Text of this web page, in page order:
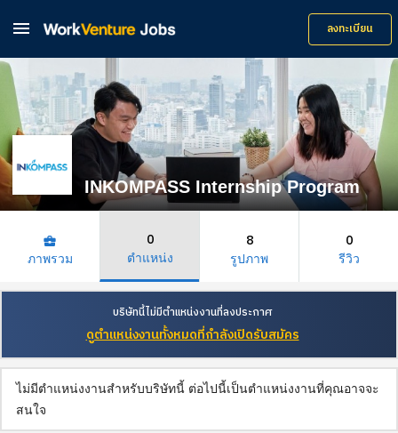
 ลงทะเบียน
INKOMPASS Internship Program
business_center
ภาพรวม
0
ตำแหน่ง
8
รูปภาพ
0
รีวิว
บริษัทนี้ไม่มีตำแหน่งงานที่ลงประกาศ
ดูตำแหน่งงานทั้งหมดที่กำลังเปิดรับสมัคร
ไม่มีตำแหน่งงานสำหรับบริษัทนี้ ต่อไปนี้เป็นตำแหน่งงานที่คุณอาจจะ
สนใจ